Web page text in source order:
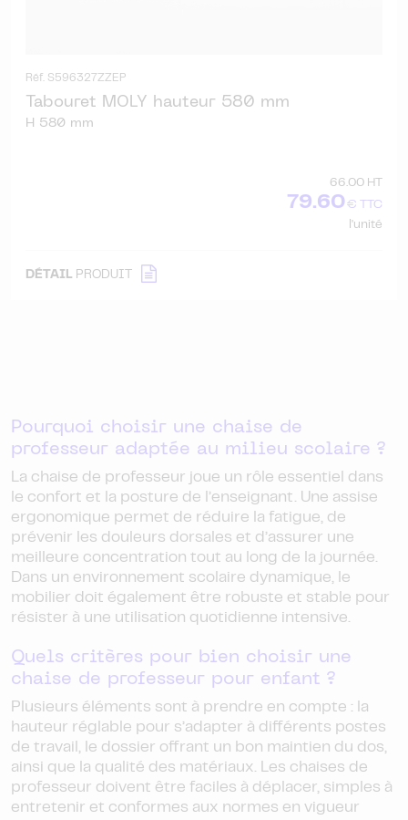
Réf. S596327ZZEP
Tabouret MOLY hauteur 580 mm
H 580 mm
66.00 HT
79.60€ TTC
l'unité
DÉTAIL PRODUIT
Pourquoi choisir une chaise de
professeur adaptée au milieu scolaire ?
La chaise de professeur joue un rôle essentiel dans
le confort et la posture de l’enseignant. Une assise
ergonomique permet de réduire la fatigue, de
prévenir les douleurs dorsales et d’assurer une
meilleure concentration tout au long de la journée.
Dans un environnement scolaire dynamique, le
mobilier doit également être robuste et stable pour
résister à une utilisation quotidienne intensive.
Quels critères pour bien choisir une
chaise de professeur pour enfant ?
Plusieurs éléments sont à prendre en compte : la
hauteur réglable pour s’adapter à différents postes
de travail, le dossier offrant un bon maintien du dos,
ainsi que la qualité des matériaux. Les chaises de
professeur doivent être faciles à déplacer, simples à
entretenir et conformes aux normes en vigueur